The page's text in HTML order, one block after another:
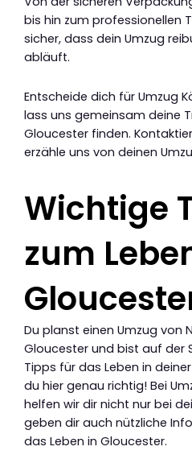
bis hin zum professionellen
sicher, dass dein Umzug
abläuft.
Entscheide dich für Umzug
lass uns gemeinsam deine
Gloucester finden.
erzähle uns von deinen
Wichtige
zum
Du planst einen Umzug von
Gloucester und bist auf der
Tipps für das Leben in
du hier genau richtig! Bei
helfen wir dir nicht nur bei
geben dir auch nützliche
das Leben in Gloucester.